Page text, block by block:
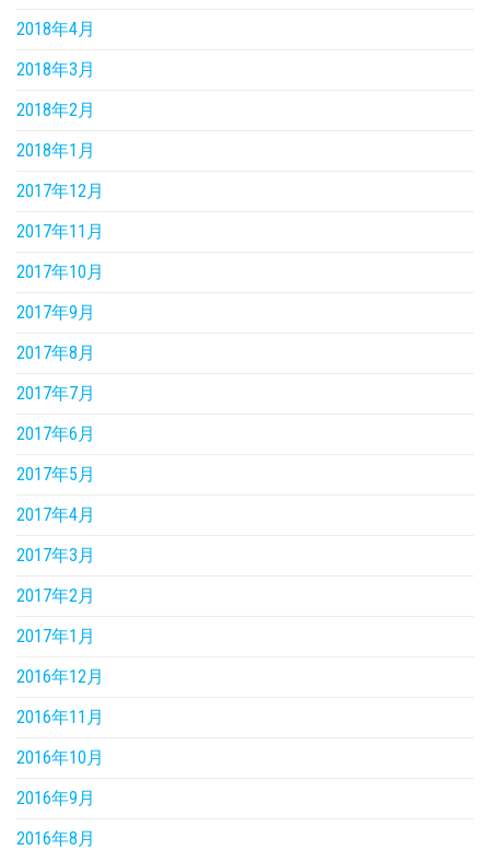
2018年4月
2018年3月
2018年2月
2018年1月
2017年12月
2017年11月
2017年10月
2017年9月
2017年8月
2017年7月
2017年6月
2017年5月
2017年4月
2017年3月
2017年2月
2017年1月
2016年12月
2016年11月
2016年10月
2016年9月
2016年8月